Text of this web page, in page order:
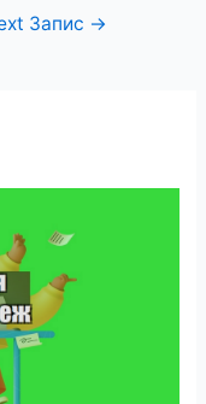
Запис →